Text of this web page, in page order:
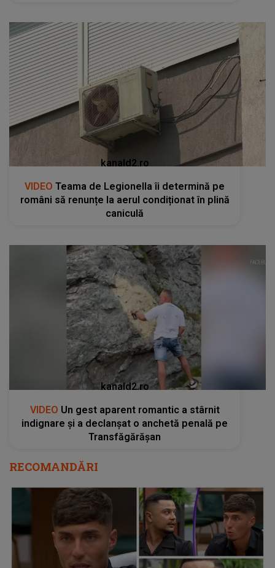
kanald2.ro
VIDEO Teama de Legionella îi determină pe
români să renunțe la aerul condiționat în plină
caniculă
kanald2.ro
VIDEO Un gest aparent romantic a stârnit
indignare și a declanșat o anchetă penală pe
Transfăgărășan
RECOMANDĂRI